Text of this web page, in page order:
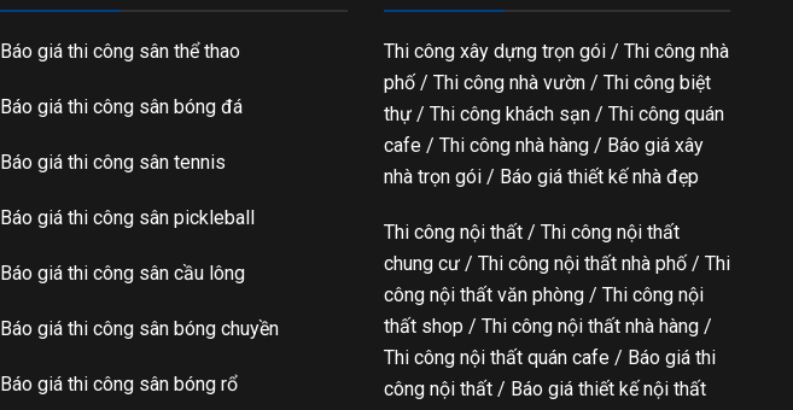
Báo giá thi công sân thể thao
Báo giá thi công sân bóng đá
Báo giá thi công sân tennis
Báo giá thi công sân pickleball
Báo giá thi công sân cầu lông
Báo giá thi công sân bóng chuyền
Báo giá thi công sân bóng rổ
Thi công xây dựng trọn gói/ Thi công nhà
phố / Thi công nhà vườn / Thi công biệt
thự / Thi công khách sạn / Thi công quán
cafe / Thi công nhà hàng / Báo giá xây
nhà trọn gói / Báo giá thiết kế nhà đẹp
Thi công nội thất / Thi công nội thất
chung cư / Thi công nội thất nhà phố / Thi
công nội thất văn phòng / Thi công nội
thất shop / Thi công nội thất nhà hàng /
Thi công nội thất quán cafe / Báo giá thi
công nội thất / Báo giá thiết kế nội thất